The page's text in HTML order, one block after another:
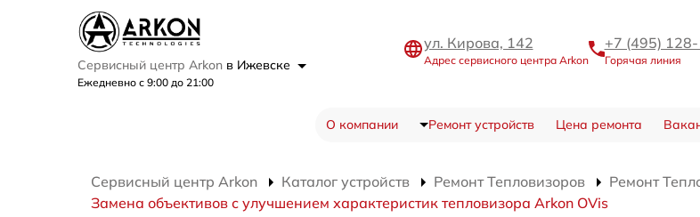
Сервисный центр Arkon в Ижевске
Ежедневно с 9:00 до 21:00
ул. Кирова, 142
Адрес сервисного центра Arkon
+7 (495)
Горячая линия
О компании Ремонт устройств Цена ремонта
Сервисный центр Arkon Каталог устройств Ремонт Тепловизоров
Ремонт
Замена объективов с улучшением характеристик тепловизора Arkon OVis